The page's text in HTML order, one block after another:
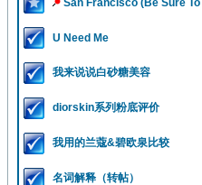
San Francisco (Be Sure
U Need Me
我来说说白砂糖美容
diorskin系列粉底评价
我用的兰蔻&碧欧泉比较
名词解释（转帖）